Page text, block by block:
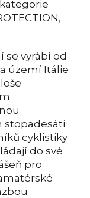
se vyrábí od
území Itálie
stopadesáti
cyklistiky
do své
pro